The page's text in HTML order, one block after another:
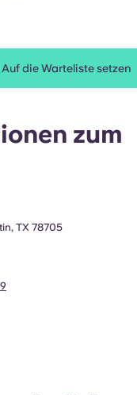
Italian zum
TX 78705
Auf die Warteliste setzen